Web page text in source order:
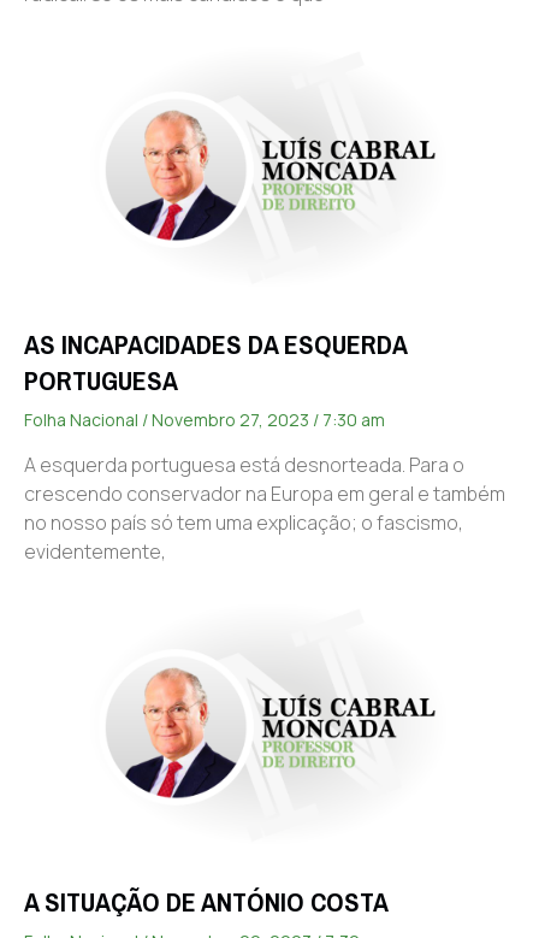
AS INCAPACIDADES DA ESQUERDA
PORTUGUESA
Folha Nacional Novembro 27, 2023 7:30 am
A esquerda portuguesa está desnorteada. Para o
crescendo conservador na Europa em geral e também
no nosso país só tem uma explicação; o fascismo,
evidentemente,
A SITUAÇÃO DE ANTÓNIO COSTA